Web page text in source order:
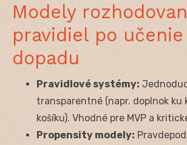
Modely
pravidiel po učenie
dopadu
Pravidlové systémy:
transparentné (napr. doplnok ku
košíku). Vhodné pre MVP a
Propensity modely: